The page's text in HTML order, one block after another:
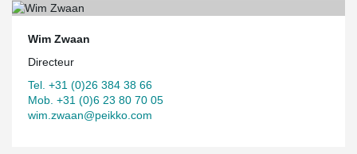
Wim Zwaan
Directeur
Tel. +31 (0)26 384 38 66
Mob. +31 (0)6 23 80 70 05
wim.zwaan@peikko.com